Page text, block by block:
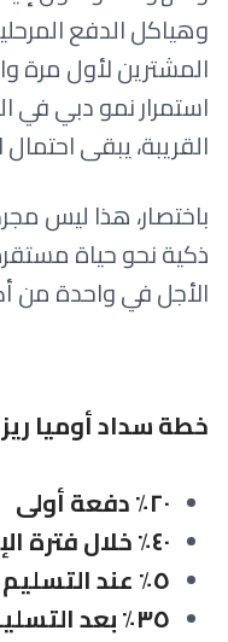
وهياكل الدفع
المشترين لأول مرة
استمرار نمو دبي في
القريبة، يبقى
باختصار، هذا ليس
ذكية نحو حياة
الأجل في واحدة من
خطة سداد أوميا
٢٠٪ دفعة أولى
٤٠٪ خلال فترة الإنشاء
٥٪ عند التسليم
٣٥٪ بعد التسليم على مدى ٣٥ شهرًا